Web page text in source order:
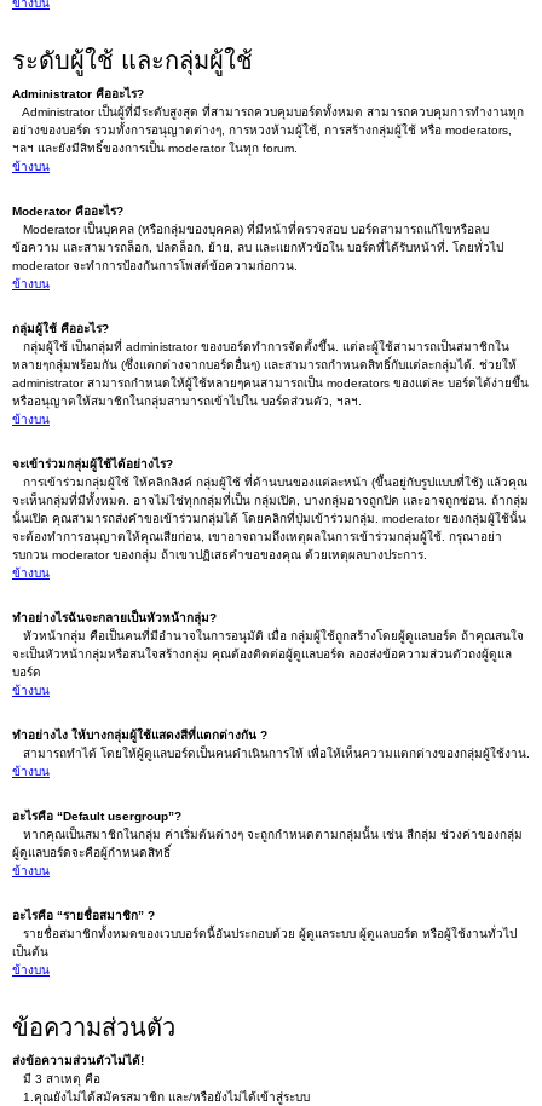
ข้างบน
ระดับผู้ใช้ และกลุ่มผู้ใช้
Administrator คืออะไร?
Administrator เป็นผู้ที่มีระดับสูงสุด ที่สามารถควบคุมบอร์ดทั้งหมด สามารถควบคุมการทำงานทุก
อย่างของบอร์ด รวมทั้งการอนุญาตต่างๆ, การหวงห้ามผู้ใช้, การสร้างกลุ่มผู้ใช้ หรือ moderators,
ฯลฯ และยังมีสิทธิ์ของการเป็น moderator ในทุก forum.
ข้างบน
Moderator คืออะไร?
Moderator เป็นบุคคล (หรือกลุ่มของบุคคล) ที่มีหน้าที่ตรวจสอบ บอร์ดสามารถแก้ไขหรือลบ
ข้อความ และสามารถล็อก, ปลดล็อก, ย้าย, ลบ และแยกหัวข้อใน บอร์ดที่ได้รับหน้าที่. โดยทั่วไป
moderator จะทำการป้องกันการโพสต์ข้อความก่อกวน.
ข้างบน
กลุ่มผู้ใช้ คืออะไร?
กลุ่มผู้ใช้ เป็นกลุ่มที่ administrator ของบอร์ดทำการจัดตั้งขึ้น. แต่ละผู้ใช้สามารถเป็นสมาชิกใน
หลายๆกลุ่มพร้อมกัน (ซึ่งแตกต่างจากบอร์ดอื่นๆ) และสามารถกำหนดสิทธิ์กับแต่ละกลุ่มได้. ช่วยให้
administrator สามารถกำหนดให้ผู้ใช้หลายๆคนสามารถเป็น moderators ของแต่ละ บอร์ดได้ง่ายขึ้น
หรืออนุญาตให้สมาชิกในกลุ่มสามารถเข้าไปใน บอร์ดส่วนตัว, ฯลฯ.
ข้างบน
จะเข้าร่วมกลุ่มผู้ใช้ได้อย่างไร?
การเข้าร่วมกลุ่มผู้ใช้ ให้คลิกลิงค์ กลุ่มผู้ใช้ ที่ด้านบนของแต่ละหน้า (ขึ้นอยู่กับรูปแบบที่ใช้) แล้วคุณ
จะเห็นกลุ่มที่มีทั้งหมด. อาจไม่ใช่ทุกกลุ่มที่เป็น กลุ่มเปิด, บางกลุ่มอาจถูกปิด และอาจถูกซ่อน. ถ้ากลุ่ม
นั้นเปิด คุณสามารถส่งคำขอเข้าร่วมกลุ่มได้ โดยคลิกที่ปุ่มเข้าร่วมกลุ่ม. moderator ของกลุ่มผู้ใช้นั้น
จะต้องทำการอนุญาตให้คุณเสียก่อน, เขาอาจถามถึงเหตุผลในการเข้าร่วมกลุ่มผู้ใช้. กรุณาอย่า
รบกวน moderator ของกลุ่ม ถ้าเขาปฏิเสธคำขอของคุณ ด้วยเหตุผลบางประการ.
ข้างบน
ทำอย่างไรฉันจะกลายเป็นหัวหน้ากลุ่ม?
หัวหน้ากลุ่ม คือเป็นคนที่มีอำนาจในการอนุมัติ เมื่อ กลุ่มผู้ใช้ถูกสร้างโดยผู้ดูแลบอร์ด ถ้าคุณสนใจ
จะเป็นหัวหน้ากลุ่มหรือสนใจสร้างกลุ่ม คุณต้องติดต่อผู้ดูแลบอร์ด ลองส่งข้อความส่วนตัวถงผู้ดูแล
บอร์ด
ข้างบน
ทำอย่างไง ให้บางกลุ่มผู้ใช้แสดงสีที่แตกต่างกัน ?
สามารถทำได้ โดยให้ผู้ดูแลบอร์ดเป็นคนดำเนินการให้ เพื่อให้เห็นความแตกต่างของกลุ่มผู้ใช้งาน.
ข้างบน
อะไรคือ “Default usergroup”?
หากคุณเป็นสมาชิกในกลุ่ม ค่าเริ่มต้นต่างๆ จะถูกกำหนดตามกลุ่มนั้น เช่น สีกลุ่ม ช่วงค่าของกลุ่ม
ผู้ดูแลบอร์ดจะคือผู้กำหนดสิทธิ์
ข้างบน
อะไรคือ “รายชื่อสมาชิก” ?
รายชื่อสมาชิกทั้งหมดของเวบบอร์ดนี้อันประกอบด้วย ผู้ดูแลระบบ ผู้ดูแลบอร์ด หรือผู้ใช้งานทั่วไป
เป็นต้น
ข้างบน
ข้อความส่วนตัว
ส่งข้อความส่วนตัวไม่ได้!
มี 3 สาเหตุ คือ
1.คุณยังไม่ได้สมัครสมาชิก และ/หรือยังไม่ได้เข้าสู่ระบบ